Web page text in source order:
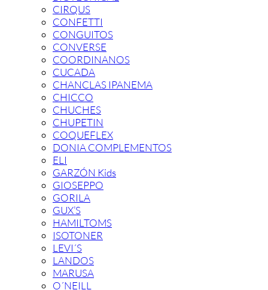
CIRQUS
CONFETTI
CONGUITOS
CONVERSE
COORDINANOS
CUCADA
CHANCLAS IPANEMA
CHICCO
CHUCHES
CHUPETIN
COQUEFLEX
DONIA COMPLEMENTOS
ELI
GARZÓN Kids
GIOSEPPO
GORILA
GUX’S
HAMILTOMS
ISOTONER
LEVI´S
LANDOS
MARUSA
O´NEILL